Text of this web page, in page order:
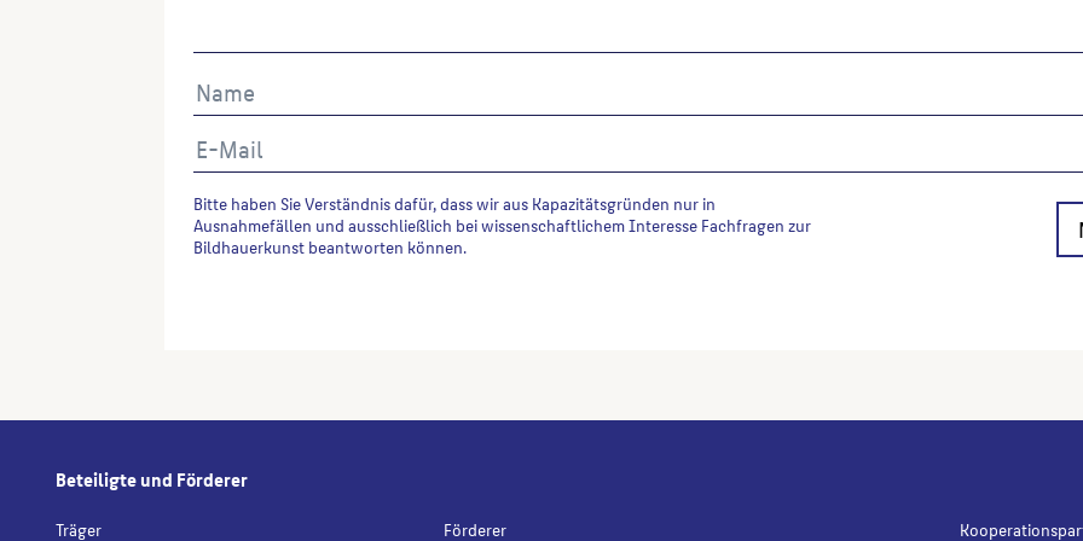
Bitte haben Sie Verständnis dafür, dass wir aus Kapazitätsgründen nur in
Ausnahmefällen und ausschließlich bei wissenschaftlichem Interesse Fachfragen zur
Bildhauerkunst beantworten können.
Beteiligte und Förderer
Träger Förderer